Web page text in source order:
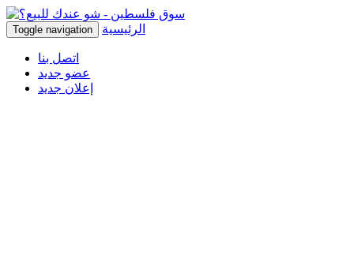
Toggle navigation الرئيسية
اتصل بنا
عضو جديد
إعلان جديد